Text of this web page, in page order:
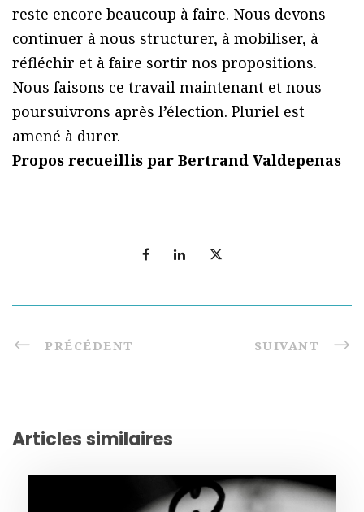
reste encore beaucoup à faire. Nous devons
continuer à nous structurer, à mobiliser, à
réfléchir et à faire sortir nos propositions.
Nous faisons ce travail maintenant et nous
poursuivrons après l’élection. Pluriel est
amené à durer.
Propos recueillis par Bertrand Valdepenas
PRÉCÉDENT SUIVANT
Articles similaires